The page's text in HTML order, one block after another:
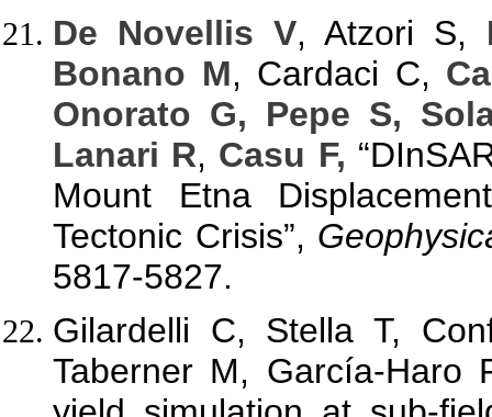
De Novellis V, Atzori S,
Bonano M, Cardaci C,
Onorato G, Pepe S,
Lanari R, Casu F,
Mount Etna
Tectonic Crisis”,
5817-5827.
Gilardelli C, Stella T,
Taberner M, García-Haro